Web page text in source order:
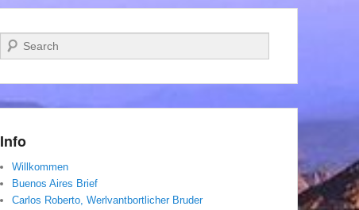
Suchen
Info
Willkommen
Buenos Aires Brief
Carlos Roberto, Werlvantbortlicher Bruder